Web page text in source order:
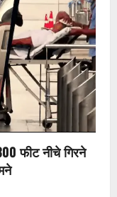
फीट नीचे गिरने